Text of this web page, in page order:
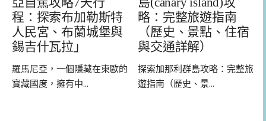
程：探索布加勒斯特
人民宮、布蘭城堡與
錫吉什瓦拉」
羅馬尼亞，一個隱藏在東歐的
寶藏國度，擁有中...
略：完整旅遊指南
（歷史、景點、住宿
與交通詳解）
探索加那利群島攻略：完整旅
遊指南（歷史、景...